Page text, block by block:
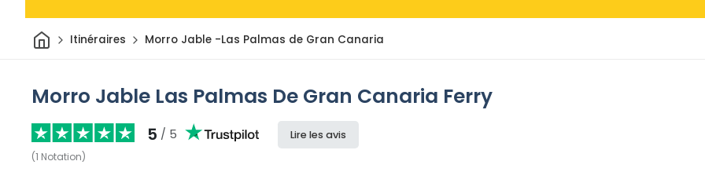
Maison
Itinéraires Morro Jable -Las Palmas de Gran Canaria
Morro Jable Las Palmas De Gran Canaria Ferry
5 / 5
(1 Notation)
Lire les avis